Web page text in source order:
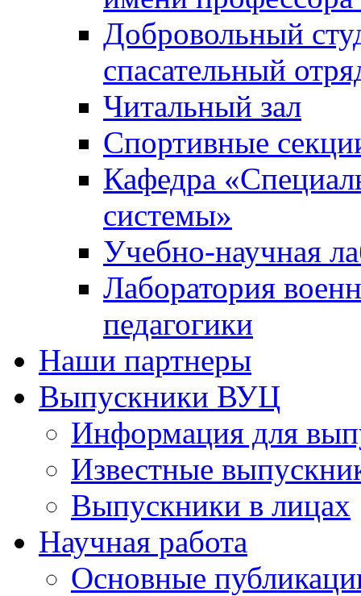
Добровольный
спасательный
Читальный зал
Спортивные
Кафедра
системы»
Учебно-научная
Лаборатория
педагогики
Наши партнеры
Выпускники ВУЦ
Информация для
Известные
Выпускники в лицах
Научная работа
Основные